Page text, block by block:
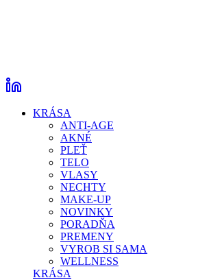
KRÁSA
ANTI-AGE
AKNÉ
PLEŤ
TELO
VLASY
NECHTY
MAKE-UP
NOVINKY
PORADŇA
PREMENY
VYROB SI SAMA
WELLNESS
KRÁSA